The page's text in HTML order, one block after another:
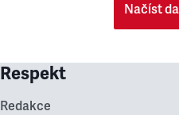
Načíst
Respekt
Redakce